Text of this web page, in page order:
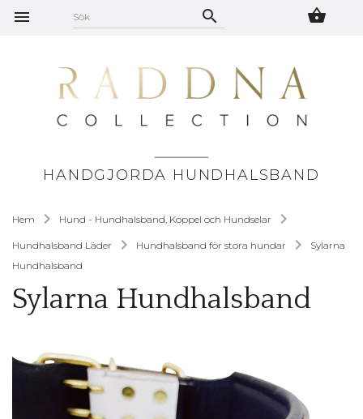
HANDGJORDA HUNDHALSBAND
Hem Hund - Hundhalsband, Koppel och Hundselar
Hundhalsband Läder Hundhalsband för stora hundar
Sylarna
Hundhalsband
Sylarna Hundhalsband